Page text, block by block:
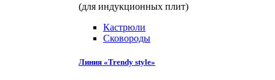
(для индукционных плит)
Кастрюли
Сковороды
Линия «Trendy style»